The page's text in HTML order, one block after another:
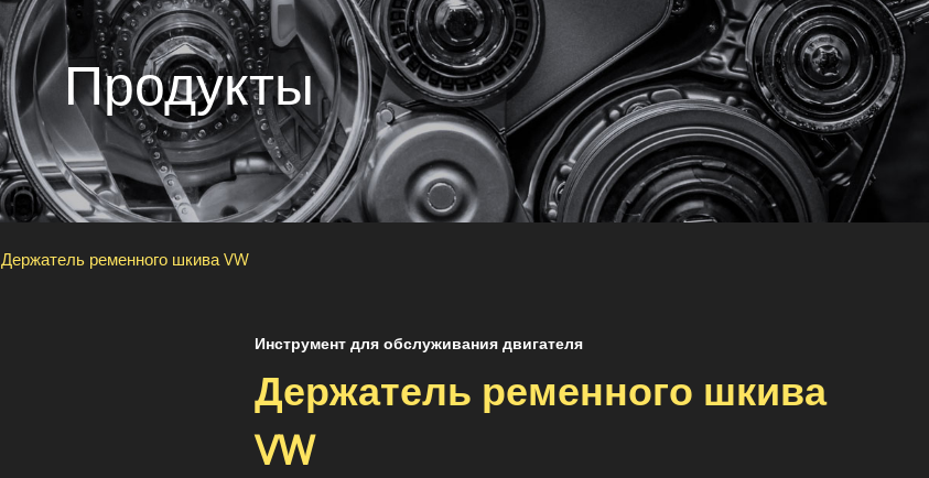
Продукты
Держатель ременного шкива VW
Инструмент для обслуживания двигателя
Держатель ременного шкива
VW